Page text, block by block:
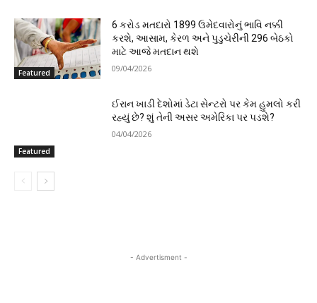
Featured
6 કરોડ મતદારો 1899 ઉમેદવારોનું ભાવિ નક્કી
કરશે, આસામ, કેરળ અને પુડુચેરીની 296 બેઠકો
માટે આજે મતદાન થશે
09/04/2026
Featured
ઈરાન ખાડી દેશોમાં ડેટા સેન્ટરો પર કેમ હુમલો કરી
રહ્યું છે? શું તેની અસર અમેરિકા પર પડશે?
04/04/2026
- Advertisment -